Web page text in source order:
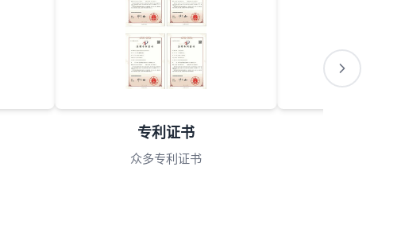
书
会员理事单位
理事单位